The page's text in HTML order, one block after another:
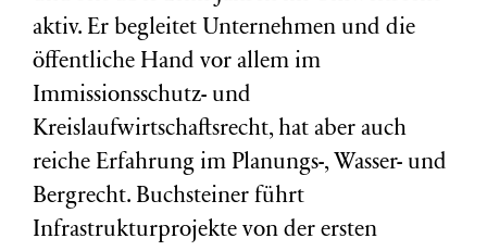
aktiv. Er begleitet Unternehmen und die
öffentliche Hand vor allem im
Immissionsschutz- und
Kreislaufwirtschaftsrecht, hat aber auch
reiche Erfahrung im Planungs-, Wasser- und
Bergrecht. Buchsteiner führt
Infrastrukturprojekte von der ersten